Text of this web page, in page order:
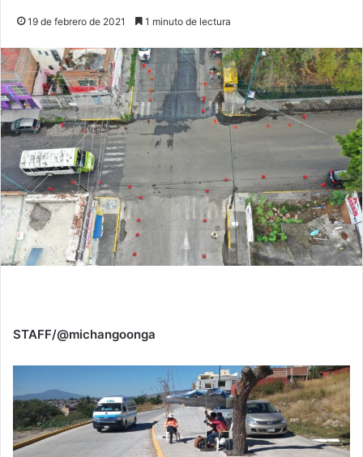
19 de febrero de 2021 1 minuto de lectura
STAFF/@michangoonga